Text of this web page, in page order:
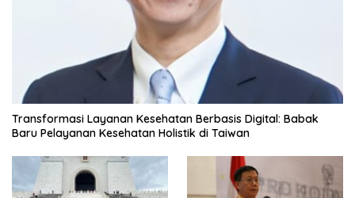
Transformasi Layanan Kesehatan Berbasis Digital: Babak
Baru Pelayanan Kesehatan Holistik di Taiwan